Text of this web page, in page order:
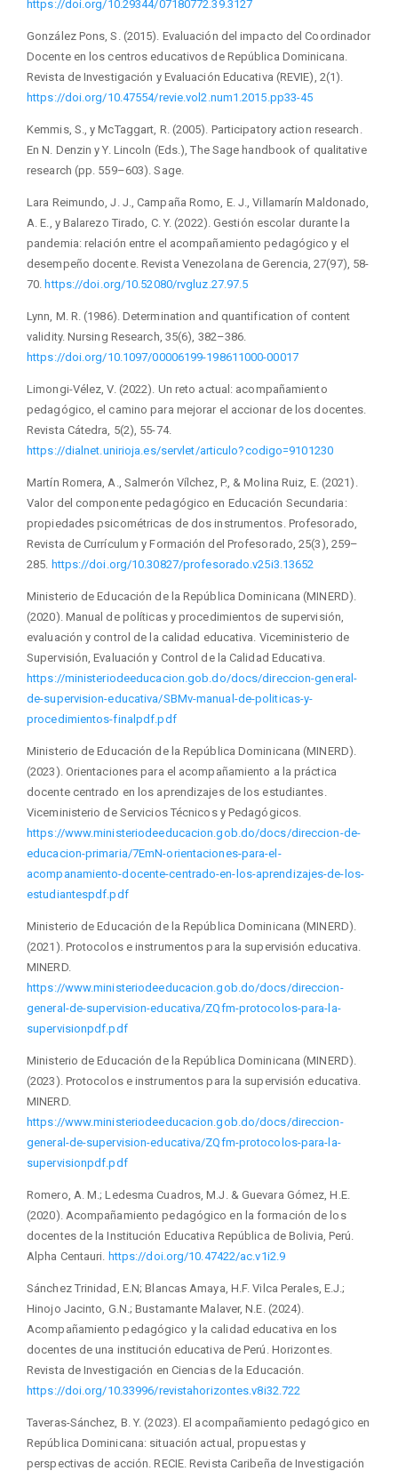
https://doi.org/10.29344/07180772.39.3127
González Pons, S. (2015). Evaluación del impacto del Coordinador
Docente en los centros educativos de República Dominicana.
Revista de Investigación y Evaluación Educativa (REVIE), 2(1).
https://doi.org/10.47554/revie.vol2.num1.2015.pp33-45
Kemmis, S., y McTaggart, R. (2005). Participatory action research.
En N. Denzin y Y. Lincoln (Eds.), The Sage handbook of qualitative
research (pp. 559–603). Sage.
Lara Reimundo, J. J., Campaña Romo, E. J., Villamarín Maldonado,
A. E., y Balarezo Tirado, C. Y. (2022). Gestión escolar durante la
pandemia: relación entre el acompañamiento pedagógico y el
desempeño docente. Revista Venezolana de Gerencia, 27(97), 58-
70.https://doi.org/10.52080/rvgluz.27.97.5
Lynn, M. R. (1986). Determination and quantification of content
validity. Nursing Research, 35(6), 382–386.
https://doi.org/10.1097/00006199-198611000-00017
Limongi-Vélez, V. (2022). Un reto actual: acompañamiento
pedagógico, el camino para mejorar el accionar de los docentes.
Revista Cátedra, 5(2), 55-74.
https://dialnet.unirioja.es/servlet/articulo?codigo=9101230
Martín Romera, A., Salmerón Vílchez, P., & Molina Ruiz, E. (2021).
Valor del componente pedagógico en Educación Secundaria:
propiedades psicométricas de dos instrumentos. Profesorado,
Revista de Currículum y Formación del Profesorado, 25(3), 259–
285. https://doi.org/10.30827/profesorado.v25i3.13652
Ministerio de Educación de la República Dominicana (MINERD).
(2020). Manual de políticas y procedimientos de supervisión,
evaluación y control de la calidad educativa. Viceministerio de
Supervisión, Evaluación y Control de la Calidad Educativa.
https://ministeriodeeducacion.gob.do/docs/direccion-general-
de-supervision-educativa/SBMv-manual-de-politicas-y-
procedimientos-finalpdf.pdf
Ministerio de Educación de la República Dominicana (MINERD).
(2023). Orientaciones para el acompañamiento a la práctica
docente centrado en los aprendizajes de los estudiantes.
Viceministerio de Servicios Técnicos y Pedagógicos.
https://www.ministeriodeeducacion.gob.do/docs/direccion-de-
educacion-primaria/7EmN-orientaciones-para-el-
acompanamiento-docente-centrado-en-los-aprendizajes-de-los-
estudiantespdf.pdf
Ministerio de Educación de la República Dominicana (MINERD).
(2021). Protocolos e instrumentos para la supervisión educativa.
MINERD.
https://www.ministeriodeeducacion.gob.do/docs/direccion-
general-de-supervision-educativa/ZQfm-protocolos-para-la-
supervisionpdf.pdf
Ministerio de Educación de la República Dominicana (MINERD).
(2023). Protocolos e instrumentos para la supervisión educativa.
MINERD.
https://www.ministeriodeeducacion.gob.do/docs/direccion-
general-de-supervision-educativa/ZQfm-protocolos-para-la-
supervisionpdf.pdf
Romero, A. M.; Ledesma Cuadros, M.J. & Guevara Gómez, H.E.
(2020). Acompañamiento pedagógico en la formación de los
docentes de la Institución Educativa República de Bolivia, Perú.
Alpha Centauri. https://doi.org/10.47422/ac.v1i2.9
Sánchez Trinidad, E.N; Blancas Amaya, H.F. Vilca Perales, E.J.;
Hinojo Jacinto, G.N.; Bustamante Malaver, N.E. (2024).
Acompañamiento pedagógico y la calidad educativa en los
docentes de una institución educativa de Perú. Horizontes.
Revista de Investigación en Ciencias de la Educación.
https://doi.org/10.33996/revistahorizontes.v8i32.722
Taveras-Sánchez, B. Y. (2023). El acompañamiento pedagógico en
República Dominicana: situación actual, propuestas y
perspectivas de acción. RECIE. Revista Caribeña de Investigación